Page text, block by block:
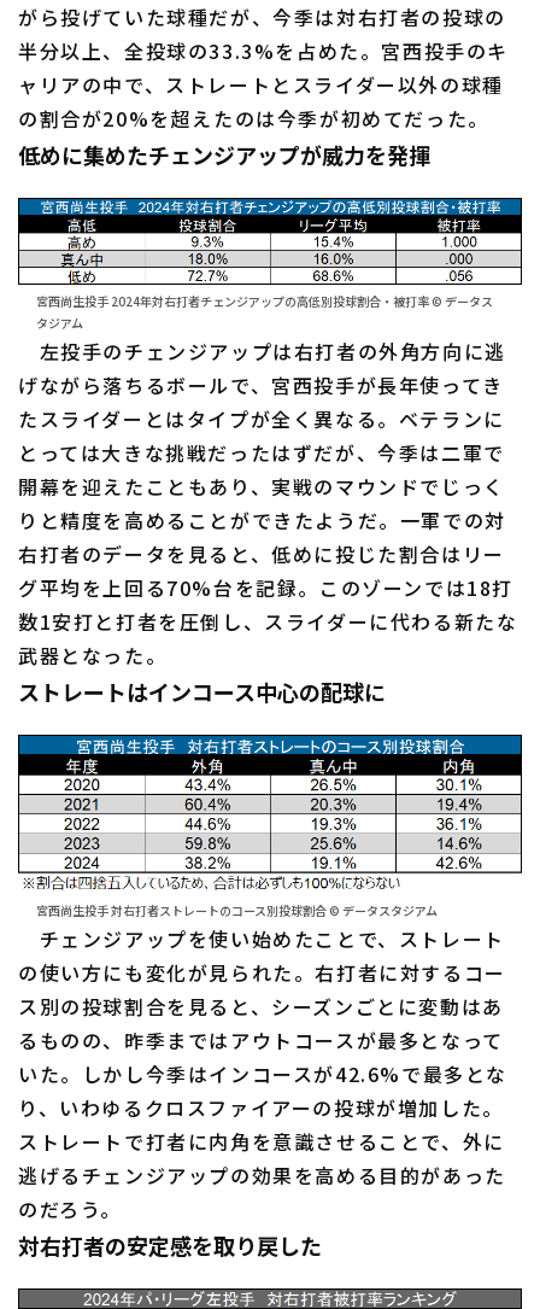
がら投げていた球種だが、今季は対右打者の投球の
半分以上、全投球の33.3%を占めた。宮西投手のキ
ャリアの中で、ストレートとスライダー以外の球種
の割合が20%を超えたのは今季が初めてだった。
低めに集めたチェンジアップが威力を発揮
宮西尚生投手 2024年対右打者チェンジアップの高低別投球割合・被打率 © データス
タジアム
左投手のチェンジアップは右打者の外角方向に逃
げながら落ちるボールで、宮西投手が長年使ってき
たスライダーとはタイプが全く異なる。ベテランに
とっては大きな挑戦だったはずだが、今季は二軍で
開幕を迎えたこともあり、実戦のマウンドでじっく
りと精度を高めることができたようだ。一軍での対
右打者のデータを見ると、低めに投じた割合はリー
グ平均を上回る70%台を記録。このゾーンでは18打
数1安打と打者を圧倒し、スライダーに代わる新たな
武器となった。
ストレートはインコース中心の配球に
宮西尚生投手 対右打者ストレートのコース別投球割合 © データスタジアム
チェンジアップを使い始めたことで、ストレート
の使い方にも変化が見られた。右打者に対するコー
ス別の投球割合を見ると、シーズンごとに変動はあ
るものの、昨季まではアウトコースが最多となって
いた。しかし今季はインコースが42.6%で最多とな
り、いわゆるクロスファイアーの投球が増加した。
ストレートで打者に内角を意識させることで、外に
逃げるチェンジアップの効果を高める目的があった
のだろう。
対右打者の安定感を取り戻した